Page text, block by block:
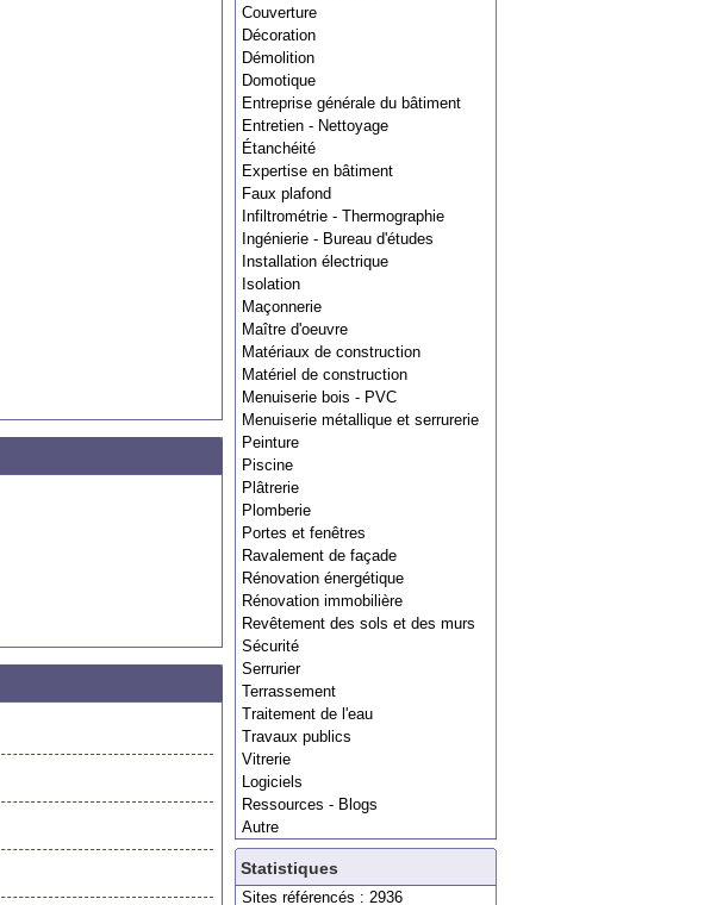
Couverture
Décoration
Démolition
Domotique
Entreprise générale du bâtiment
Entretien - Nettoyage
Étanchéité
Expertise en bâtiment
Faux plafond
Infiltrométrie - Thermographie
Ingénierie - Bureau d'études
Installation électrique
Isolation
Maçonnerie
Maître d'oeuvre
Matériaux de construction
Matériel de construction
Menuiserie bois - PVC
Menuiserie métallique et serrurerie
Peinture
Piscine
Plâtrerie
Plomberie
Portes et fenêtres
Ravalement de façade
Rénovation énergétique
Rénovation immobilière
Revêtement des sols et des murs
Sécurité
Serrurier
Terrassement
Traitement de l'eau
Travaux publics
Vitrerie
Logiciels
Ressources - Blogs
Autre
Statistiques
Sites référencés : 2936